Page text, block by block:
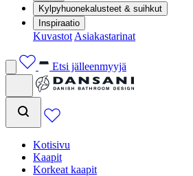
Kylpyhuonekalusteet & suihkut
Inspiraatio
Kuvastot Asiakastarinat
Etsi jälleenmyyjä
Kotisivu
Kaapit
Korkeat kaapit